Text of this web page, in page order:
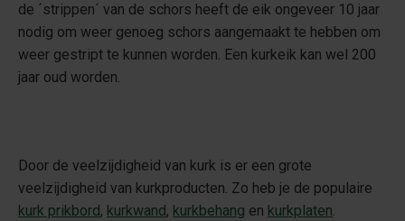
de ´strippen´ van de schors heeft de eik ongeveer 10 jaar
nodig om weer genoeg schors aangemaakt te hebben om
weer gestript te kunnen worden. Een kurkeik kan wel 200
jaar oud worden.
Door de veelzijdigheid van kurk is er een grote
veelzijdigheid van kurkproducten. Zo heb je de populaire
kurk prikbord, kurkwand, kurkbehang en kurkplaten.